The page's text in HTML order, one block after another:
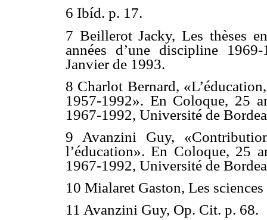
6 Ibíd. p. 17.
7 Beillerot Jacky, Les thèses
années d’une discipline
Janvier de 1993.
8 Charlot Bernard,
1957-1992». En Coloque, 25
1967-1992, Université de
9 Avanzini Guy,
l’éducation». En Coloque, 25
1967-1992, Université de
10 Mialaret Gaston, Les
11 Avanzini Guy, Op. Cit. p. 68.